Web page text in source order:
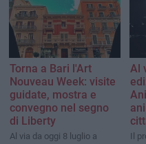
Torna a Bari l'Art
Nouveau Week: visite
guidate, mostra e
convegno nel segno
di Liberty
Al via da oggi 8 luglio a
Al
Il